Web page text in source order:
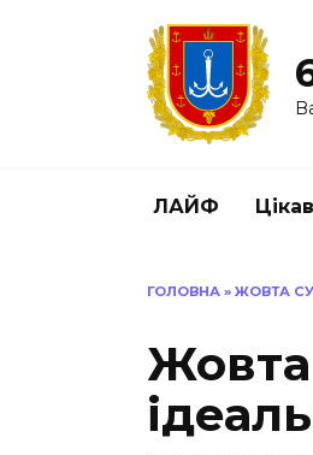
ЛАЙФ
ГОЛОВНА » ЖОВТА